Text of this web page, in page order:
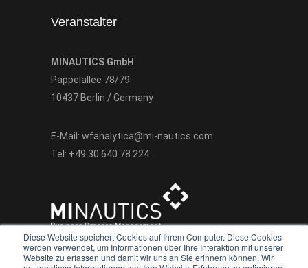
Diese Website speichert Cookies auf Ihrem Computer. Diese Cookies
werden verwendet, um Informationen über Ihre Interaktion mit unserer
Website zu erfassen und damit wir uns an Sie erinnern können. Wir
Veranstalter
MINAUTICS GmbH
Pappelallee 78/79
10437 Berlin / Germany
E-Mail: wfanalytica@mi-nautics.com
Tel: +49 30 640 78 224